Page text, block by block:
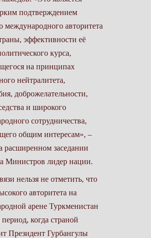
подтверждением
международного авторитета
эффективности её
курса,
на принципах
нейтралитета,
доброжелательности,
и широкого
сотрудничества,
общим интересам», –
расширенном заседании
Министров лидер нации.
нельзя не отметить, что
авторитета на
арене Туркменистан
период, когда страной
Президент Гурбангулы